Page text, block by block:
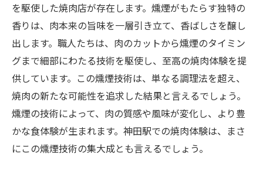
特製タレと共に楽しむ燻煙の香り
神田駅で贅沢な燻煙焼肉時間
燻煙の香りが生む焼肉の芸術
焼肉の魅力を再発見神田駅で燻煙の魔法に酔い
しれる
燻煙の魔法が生む焼肉の新魅力
神田駅での焼肉体験を再定義
燻煙の力で再発見する肉の味わい
を駆使した焼肉店が存在します。燻煙がもたらす独特の
香りは、肉本来の旨味を一層引き立て、香ばしさを醸し
出します。職人たちは、肉のカットから燻煙のタイミン
グまで細部にわたる技術を駆使し、至高の焼肉体験を提
供しています。この燻煙技術は、単なる調理法を超え、
焼肉の新たな可能性を追求した結果と言えるでしょう。
燻煙の技術によって、肉の質感や風味が変化し、より豊
かな食体験が生まれます。神田駅での焼肉体験は、まさ
にこの燻煙技術の集大成とも言えるでしょう。